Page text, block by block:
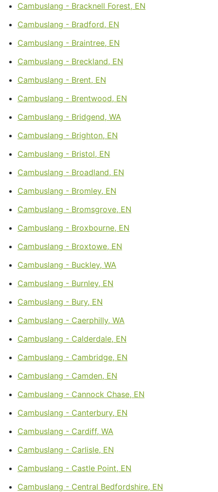
Cambuslang - Bracknell Forest, EN
Cambuslang - Bradford, EN
Cambuslang - Braintree, EN
Cambuslang - Breckland, EN
Cambuslang - Brent, EN
Cambuslang - Brentwood, EN
Cambuslang - Bridgend, WA
Cambuslang - Brighton, EN
Cambuslang - Bristol, EN
Cambuslang - Broadland, EN
Cambuslang - Bromley, EN
Cambuslang - Bromsgrove, EN
Cambuslang - Broxbourne, EN
Cambuslang - Broxtowe, EN
Cambuslang - Buckley, WA
Cambuslang - Burnley, EN
Cambuslang - Bury, EN
Cambuslang - Caerphilly, WA
Cambuslang - Calderdale, EN
Cambuslang - Cambridge, EN
Cambuslang - Camden, EN
Cambuslang - Cannock Chase, EN
Cambuslang - Canterbury, EN
Cambuslang - Cardiff, WA
Cambuslang - Carlisle, EN
Cambuslang - Castle Point, EN
Cambuslang - Central Bedfordshire, EN